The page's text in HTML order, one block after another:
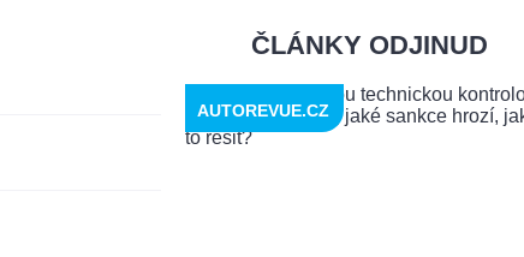
ČLÁNKY ODJINUD
AUTOREVUE.CZ